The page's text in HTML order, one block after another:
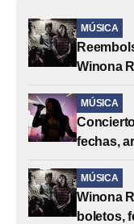
MÚSICA
Winona
MÚSICA
fechas,
MÚSICA
Winona
boletos,